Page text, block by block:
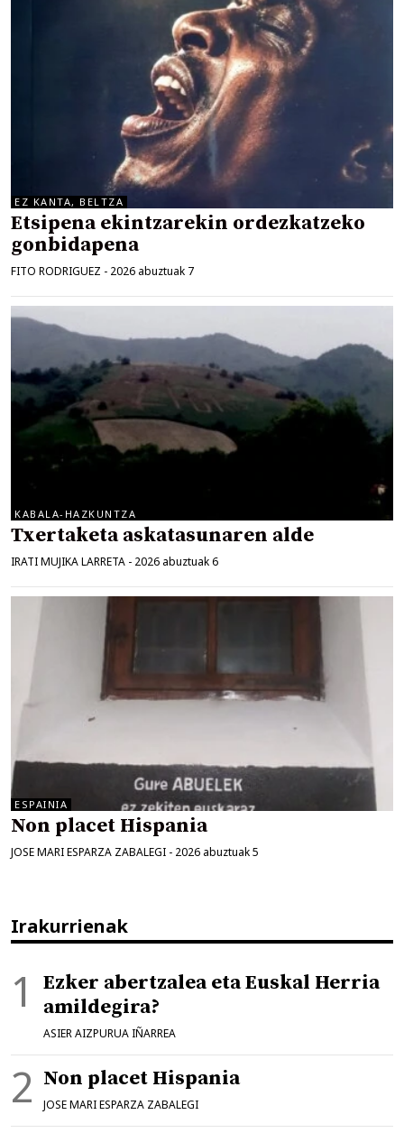
EZ KANTA, BELTZA
Etsipena ekintzarekin ordezkatzeko
gonbidapena
FITO RODRIGUEZ - 2026 abuztuak 7
KABALA-HAZKUNTZA
Txertaketa askatasunaren alde
IRATI MUJIKA LARRETA - 2026 abuztuak 6
ESPAINIA
Non placet Hispania
JOSE MARI ESPARZA ZABALEGI - 2026 abuztuak 5
Irakurrienak
Ezker abertzalea eta Euskal Herria
amildegira?
ASIER AIZPURUA IÑARREA
Non placet Hispania
JOSE MARI ESPARZA ZABALEGI